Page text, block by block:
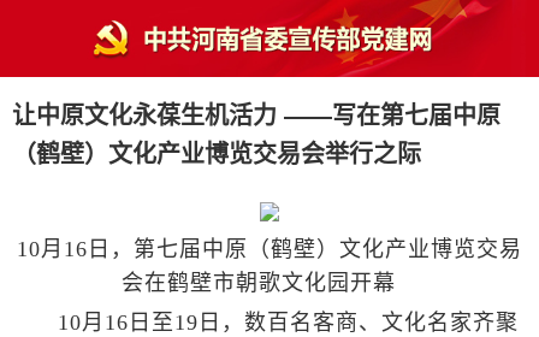
让中原文化永葆生机活力 ——写在第七届中原
（鹤壁）文化产业博览交易会举行之际
10月16日，第七届中原（鹤壁）文化产业博览交易
会在鹤壁市朝歌文化园开幕
10月16日至19日，数百名客商、文化名家齐聚